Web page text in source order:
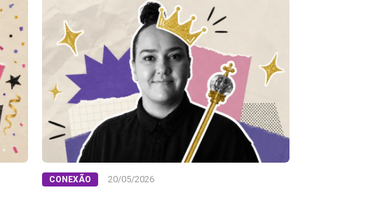
CONEXÃO 20/05/2026